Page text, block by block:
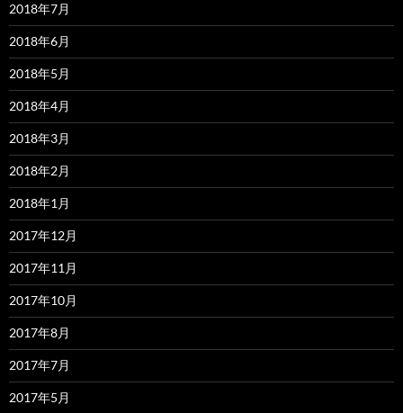
2018年7月
2018年6月
2018年5月
2018年4月
2018年3月
2018年2月
2018年1月
2017年12月
2017年11月
2017年10月
2017年8月
2017年7月
2017年5月